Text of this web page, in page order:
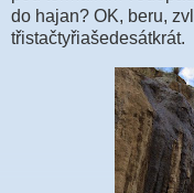
do hajan? OK, beru,
třistačtyřiašedesátkrát.